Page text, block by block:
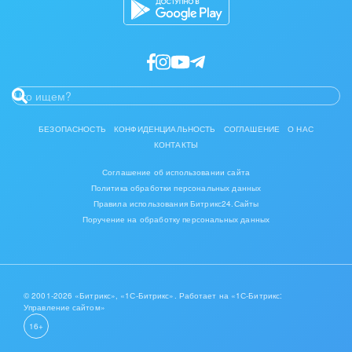
Консалтинговые и управленческие услуги
Культурные события, спорт, шоу-бизнес
Логистика
Медицина и фармацевтика
Металлургия
Мода, одежда, аксессуары, стиль
Нефть, газ
Оборудование, техника
БЕЗОПАСНОСТЬ КОНФИДЕНЦИАЛЬНОСТЬ СОГЛАШЕНИЕ
О НАС
КОНТАКТЫ
Соглашение об использовании сайта
Политика обработки персональных данных
Правила использования Битрикс24.Сайты
Поручение на обработку персональных данных
© 2001-2026 «Битрикс», «1С-Битрикс». Работает на «1С-Битрикс:
Управление сайтом»
16+